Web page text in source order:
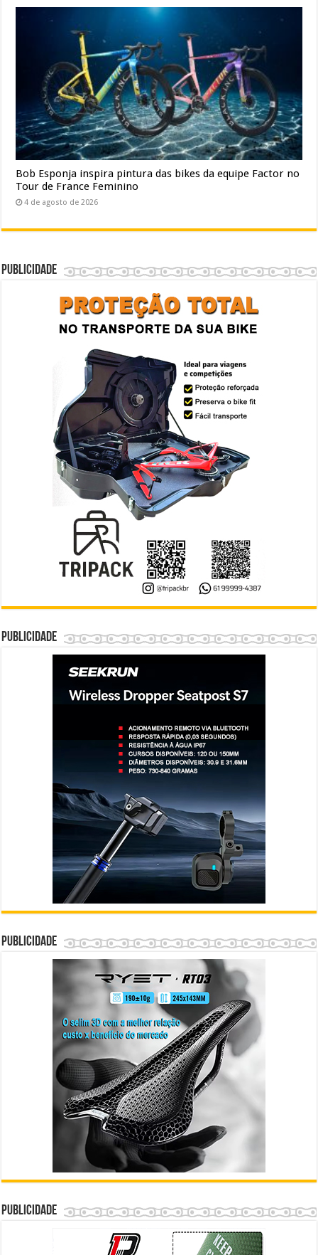
Bob Esponja inspira pintura das bikes da equipe Factor no
Tour de France Feminino
4 de agosto de 2026
Publicidade
Publicidade
Publicidade
Publicidade